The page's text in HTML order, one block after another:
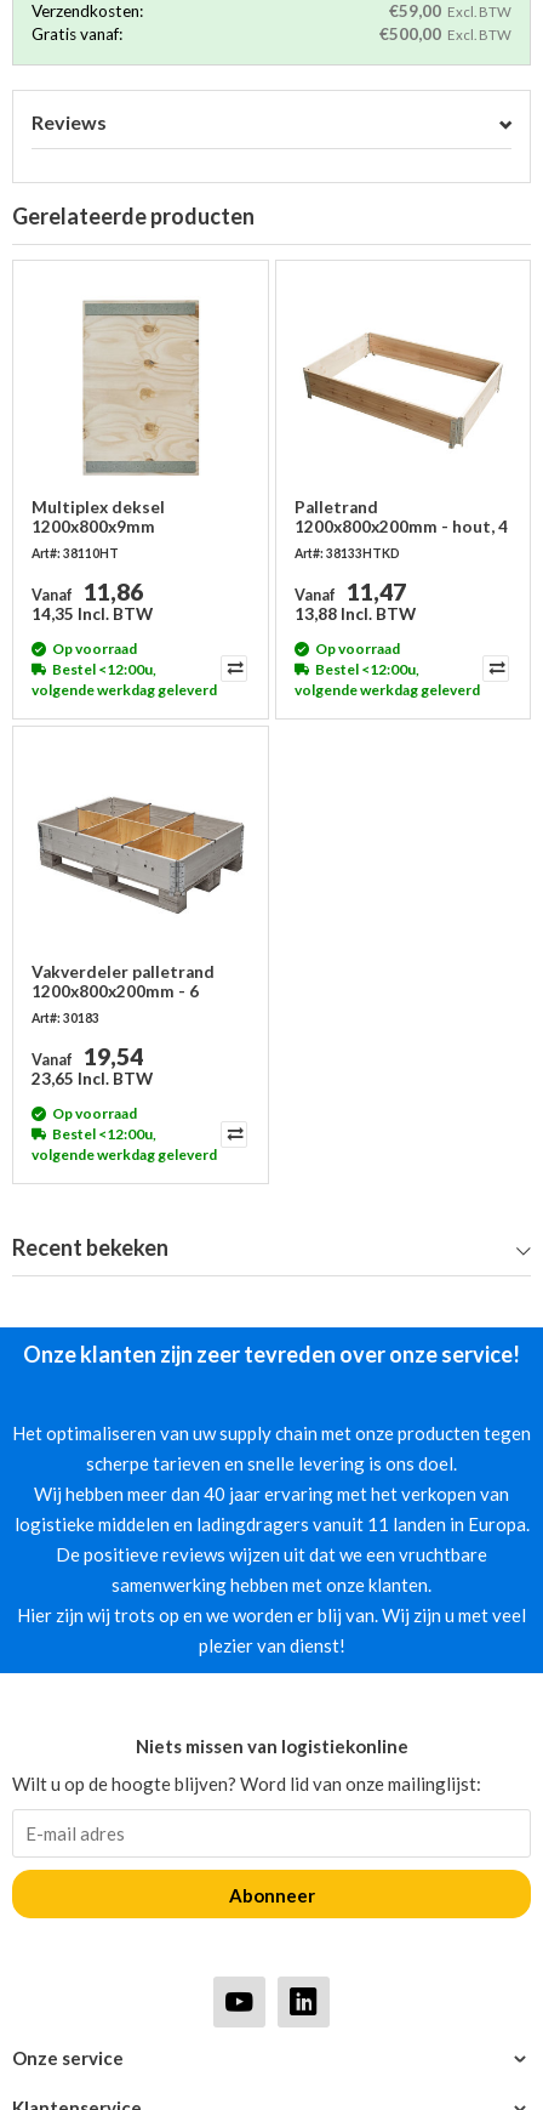
Verzendkosten: €59,00 Excl. BTW
Gratis vanaf: €500,00 Excl. BTW
Reviews
Gerelateerde producten
Multiplex deksel
1200x800x9mm
Art#: 38110HT
Vanaf 11,86
14,35 Incl. BTW
Op voorraad
Bestel <12:00u,
volgende werkdag geleverd
Palletrand
1200x800x200mm - hout, 4
scharnieren, nieuw
Art#: 38133HTKD
Vanaf 11,47
13,88 Incl. BTW
Op voorraad
Bestel <12:00u,
volgende werkdag geleverd
Vakverdeler palletrand
1200x800x200mm - 6
vakken
Art#: 30183
Vanaf 19,54
23,65 Incl. BTW
Op voorraad
Bestel <12:00u,
volgende werkdag geleverd
Recent bekeken
Onze klanten zijn zeer tevreden over onze service!
Het optimaliseren van uw supply chain met onze producten tegen
scherpe tarieven en snelle levering is ons doel.
Wij hebben meer dan 40 jaar ervaring met het verkopen van
logistieke middelen en ladingdragers vanuit 11 landen in Europa.
De positieve reviews wijzen uit dat we een vruchtbare
samenwerking hebben met onze klanten.
Hier zijn wij trots op en we worden er blij van. Wij zijn u met veel
plezier van dienst!
Onze service
Niets missen van logistiekonline
Wilt u op de hoogte blijven? Word lid van onze mailinglijst:
Abonneer